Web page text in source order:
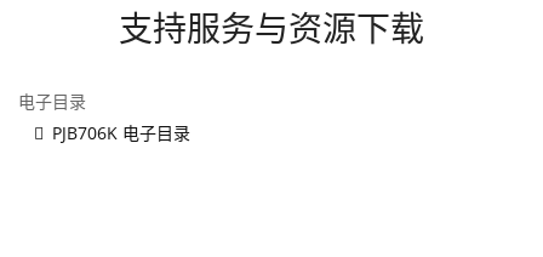
支持服务与资源下载
电子目录
PJB706K 电子目录